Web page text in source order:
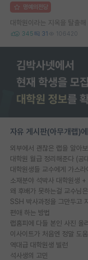
명예의전당
대학원이라는 지옥을 탈출
345 31 106420
자유 게시판(아무개랩)
외부에서 괜찮은 랩을 알아
대학원 월급 정리해준다 (공
소재분야 석박사 대학원생
편애 하는 방법
랩홈피에 다들 본인 사진 올
이사이트가 처음엔 정말 도움
역대급 대학원생 빌런
석사생의 고민